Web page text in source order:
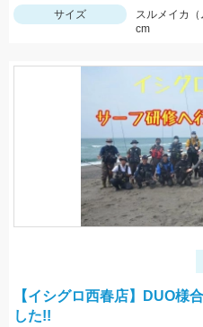
サイズ
スルメイカ
cm
【イシグロ西春店】DUO様
した!!